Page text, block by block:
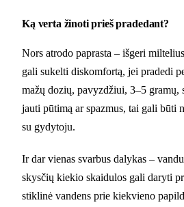
Ką verta žinoti prieš pradedant?
Nors atrodo paprasta – išgeri
gali sukelti diskomfortą, jei pradedi
mažų dozių, pavyzdžiui, 3–5 gramų,
jauti pūtimą ar spazmus, tai gali būti
su gydytoju.
Ir dar vienas svarbus dalykas –
skysčių kiekio skaidulos gali daryti
stiklinė vandens prie kiekvieno